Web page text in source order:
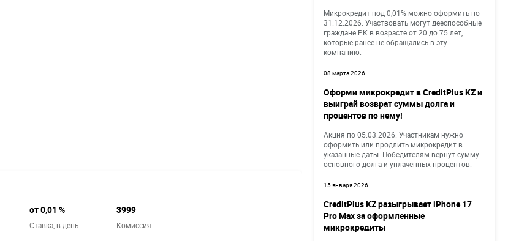
Микрокредит под 0,01% можно оформить по
31.12.2026. Участвовать могут дееспособные
граждане РК в возрасте от 20 до 75 лет,
которые ранее не обращались в эту
компанию.
08 марта 2026
Оформи микрокредит в CreditPlus KZ и
выиграй возврат суммы долга и
процентов по нему!
Акция по 05.03.2026. Участникам нужно
оформить или продлить микрокредит в
указанные даты. Победителям вернут сумму
основного долга и уплаченных процентов.
15 января 2026
CreditPlus KZ разыгрывает iPhone 17
Pro Max за оформленные
микрокредиты
от 0,01 %
Ставка,в день
3999
Комиссия